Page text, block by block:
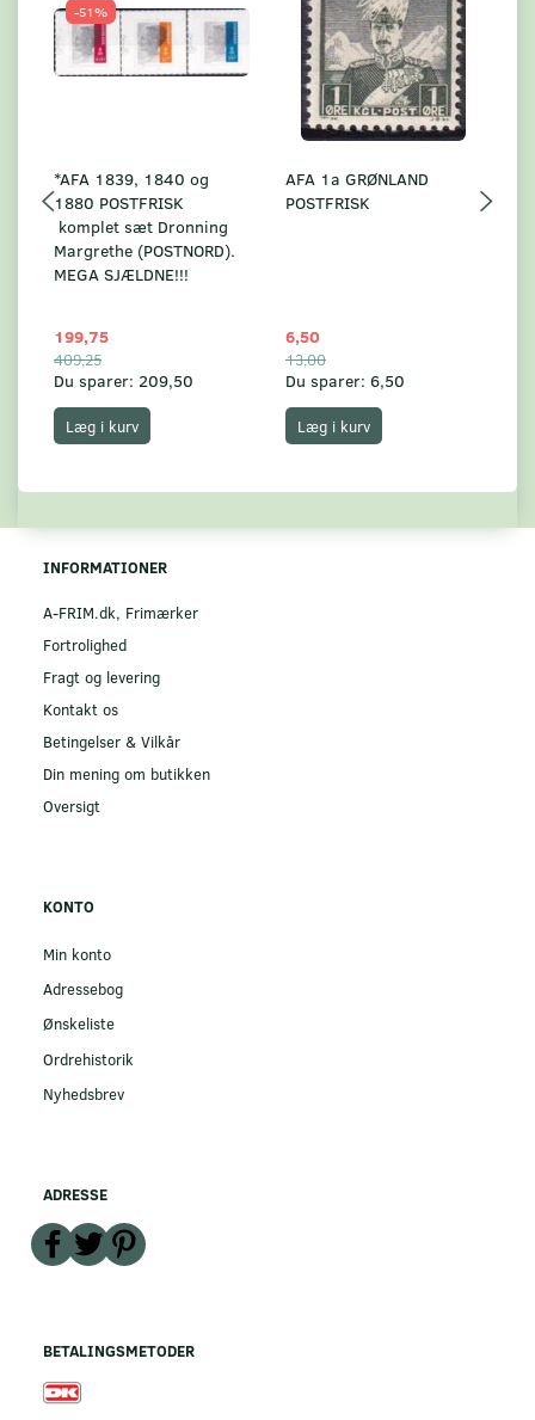
-51%
*AFA 1839, 1840 og
1880 POSTFRISK
komplet sæt Dronning
Margrethe (POSTNORD).
MEGA SJÆLDNE!!!
199,75
409,25
Du sparer: 209,50
Læg i kurv
AFA 1a GRØNLAND
POSTFRISK
6,50
13,00
Du sparer: 6,50
Læg i kurv
INFORMATIONER
A-FRIM.dk, Frimærker
Fortrolighed
Fragt og levering
Kontakt os
Betingelser & Vilkår
Din mening om butikken
Oversigt
KONTO
Min konto
Adressebog
Ønskeliste
Ordrehistorik
Nyhedsbrev
ADRESSE
BETALINGSMETODER